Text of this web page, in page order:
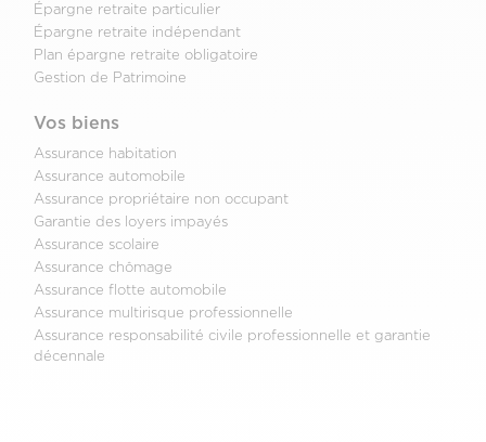
Épargne retraite particulier
Épargne retraite indépendant
Plan épargne retraite obligatoire
Gestion de Patrimoine
Vos biens
Assurance habitation
Assurance automobile
Assurance propriétaire non occupant
Garantie des loyers impayés
Assurance scolaire
Assurance chômage
Assurance flotte automobile
Assurance multirisque professionnelle
Assurance responsabilité civile professionnelle et garantie
décennale